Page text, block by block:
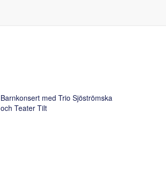
Barnkonsert med Trio Sjöströmska
och Teater Tilt